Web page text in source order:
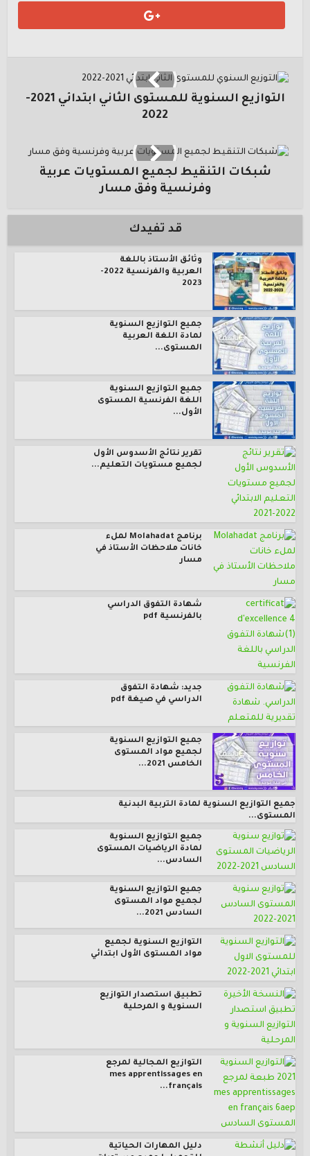
التوازيع السنوية للمستوى الثاني ابتدائي 2021-
2022
شبكات التنقيط لجميع المستويات عربية
وفرنسية وفق مسار
قد تفيدك
وثائق الأستاذ باللغة
العربية والفرنسية 2022-
2023
جميع التوازيع السنوية
لمادة اللغة العربية
المستوى...
جميع التوازيع السنوية
اللغة الفرنسية المستوى
الأول...
تقرير نتائج الأسدوس الأول
لجميع مستويات التعليم...
برنامج Molahadat لملء
خانات ملاحظات الأستاذ في
مسار
شهادة التفوق الدراسي
بالفرنسية pdf
جديد: شهادة التفوق
الدراسي في صيغة pdf
جميع التوازيع السنوية
لجميع مواد المستوى
الخامس 2021...
جميع التوازيع السنوية لمادة التربية البدنية
المستوى...
جميع التوازيع السنوية
لمادة الرياضيات المستوى
السادس...
جميع التوازيع السنوية
لجميع مواد المستوى
السادس 2021...
التوازيع السنوية لجميع
مواد المستوى الأول ابتدائي
تطبيق استصدار التوازيع
السنوية و المرحلية
التوازيع المجالية لمرجع
mes apprentissages en
français...
دليل المهارات الحياتية